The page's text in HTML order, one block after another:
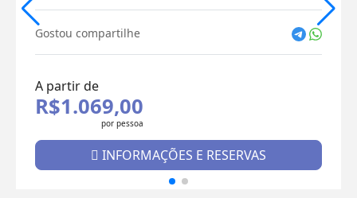
Gostou compartilhe
A partir de
R$1.069,00
por pessoa
INFORMAÇÕES E RESERVAS